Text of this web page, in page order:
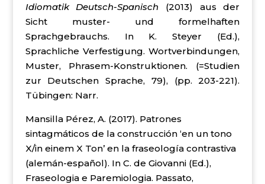
Idiomatik Deutsch-Spanisch (2013) aus der
Sicht muster- und formelhaften
Sprachgebrauchs. In K. Steyer (Ed.),
Sprachliche Verfestigung. Wortverbindungen,
Muster, Phrasem-Konstruktionen. (=Studien
zur Deutschen Sprache, 79), (pp. 203-221).
Tübingen: Narr.
Mansilla Pérez, A. (2017). Patrones
sintagmáticos de la construcción ‘en un tono
X/in einem X Ton’ en la fraseología contrastiva
(alemán-español). In C. de Giovanni (Ed.),
Fraseologia e Paremiologia. Passato,